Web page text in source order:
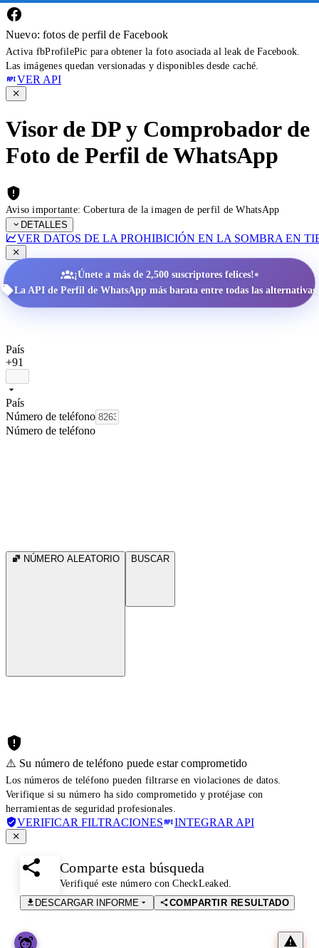
Nuevo: fotos de perfil de Facebook
Activa fbProfilePic para obtener la foto asociada al leak de Facebook.
Las imágenes quedan versionadas y disponibles desde caché.
VER API
Visor de DP y Comprobador de
Foto de Perfil de WhatsApp
Aviso importante: Cobertura de la imagen de perfil de WhatsApp
DETALLES
VER DATOS DE LA PROHIBICIÓN EN LA SOMBRA EN
¡Únete a más de 2,500 suscriptores felices!•
La API de Perfil de WhatsApp más barata entre todas las alternativas.
País
+91
País
Número de teléfono
Número de teléfono
NÚMERO ALEATORIO BUSCAR
⚠️ Su número de teléfono puede estar comprometido
Los números de teléfono pueden filtrarse en violaciones de datos.
Verifique si su número ha sido comprometido y protéjase con
herramientas de seguridad profesionales.
VERIFICAR FILTRACIONES INTEGRAR API
Comparte esta búsqueda
Verifiqué este número con CheckLeaked.
DESCARGAR INFORME
COMPARTIR RESULTADO